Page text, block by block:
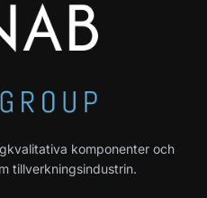
komponenter och
tillverkningsindustrin.